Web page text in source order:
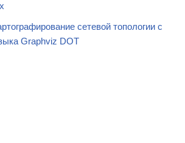
сетевой топологии с
Graphviz DOT